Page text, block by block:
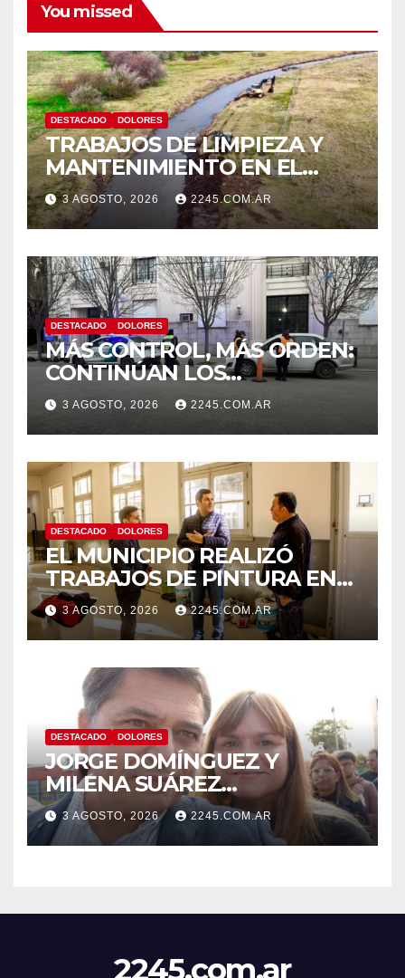
You missed
DESTACADO DOLORES
TRABAJOS DE LIMPIEZA Y
MANTENIMIENTO EN EL
CANAL LA PICASA
3 AGOSTO, 2026 2245.COM.AR
DESTACADO DOLORES
MÁS CONTROL, MÁS ORDEN:
CONTINÚAN LOS
OPERATIVOS PREVENTIVOS
DE TRÁNSITO EN DOLORES
3 AGOSTO, 2026 2245.COM.AR
DESTACADO DOLORES
EL MUNICIPIO REALIZÓ
TRABAJOS DE PINTURA EN
LA ESCUELA N.º 10
3 AGOSTO, 2026 2245.COM.AR
DESTACADO DOLORES
JORGE DOMÍNGUEZ Y
MILENA SUÁREZ
INTENSIFICAN LA AGENDA
OPOSITORA EN DOLORES
CON UNA SERIE DE
3 AGOSTO, 2026 2245.COM.AR
2245.com.ar